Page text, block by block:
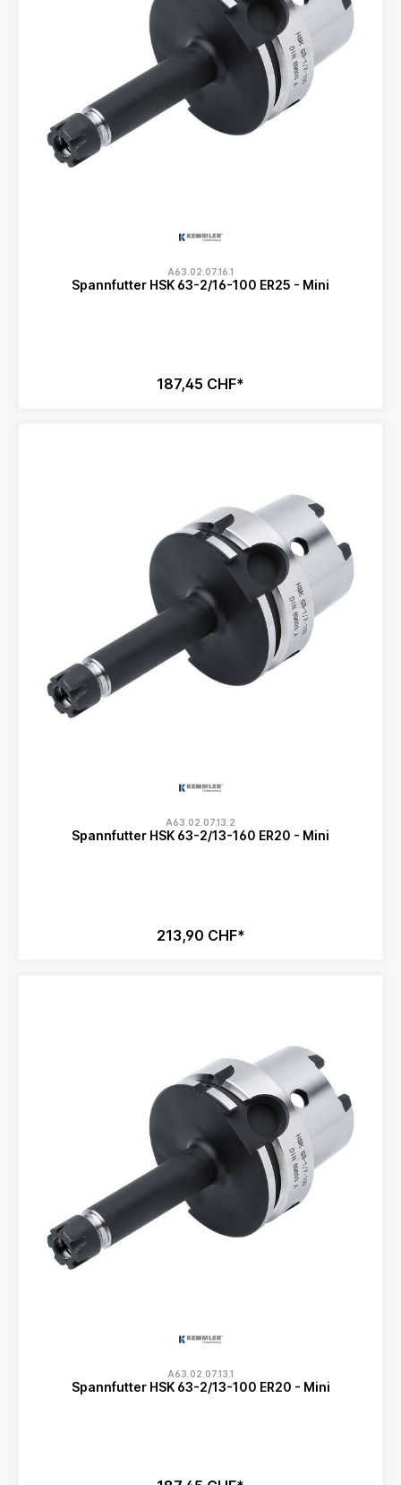
A63.02.07.16.1
Spannfutter HSK 63-2/16-100 ER25 - Mini
187,45 CHF*
A63.02.07.13.2
Spannfutter HSK 63-2/13-160 ER20 - Mini
213,90 CHF*
A63.02.07.13.1
Spannfutter HSK 63-2/13-100 ER20 - Mini